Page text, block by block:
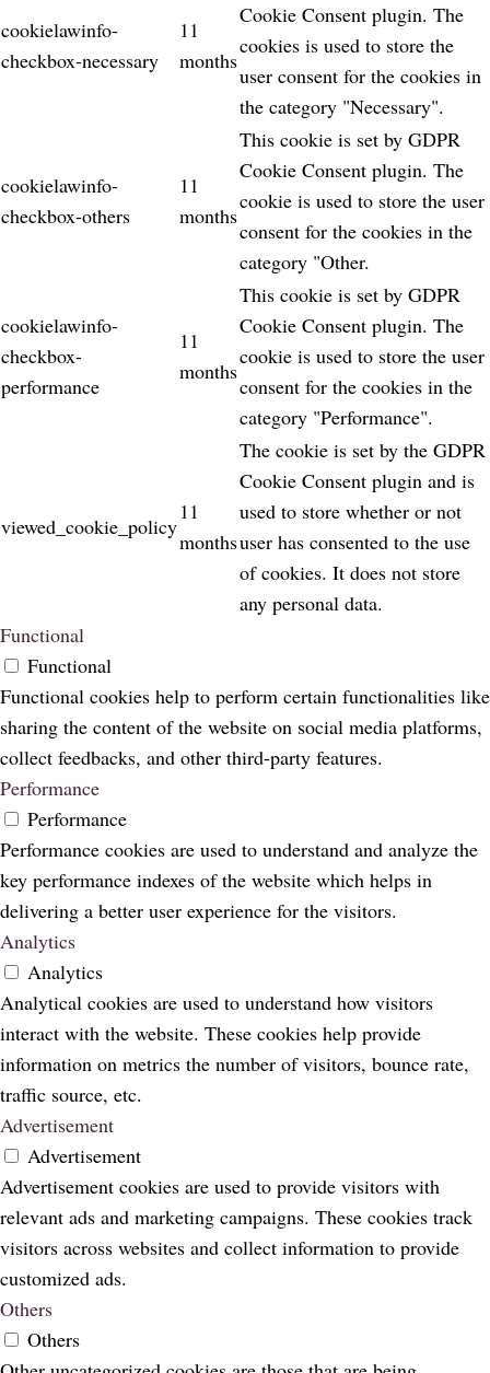
cookielawinfo-
checkbox-necessary
11
months
Cookie Consent plugin. The
cookies is used to store the
user consent for the cookies in
the category "Necessary".
cookielawinfo-
checkbox-others
11
months
This cookie is set by GDPR
Cookie Consent plugin. The
cookie is used to store the user
consent for the cookies in the
category "Other.
cookielawinfo-
checkbox-
performance
11
months
This cookie is set by GDPR
Cookie Consent plugin. The
cookie is used to store the user
consent for the cookies in the
category "Performance".
viewed_cookie_policy
11
months
The cookie is set by the GDPR
Cookie Consent plugin and is
used to store whether or not
user has consented to the use
of cookies. It does not store
any personal data.
Functional
Functional
Functional cookies help to perform certain functionalities like
sharing the content of the website on social media platforms,
collect feedbacks, and other third-party features.
Performance
Performance
Performance cookies are used to understand and analyze the
key performance indexes of the website which helps in
delivering a better user experience for the visitors.
Analytics
Analytics
Analytical cookies are used to understand how visitors
interact with the website. These cookies help provide
information on metrics the number of visitors, bounce rate,
traffic source, etc.
Advertisement
Advertisement
Advertisement cookies are used to provide visitors with
relevant ads and marketing campaigns. These cookies track
visitors across websites and collect information to provide
customized ads.
Others
Others